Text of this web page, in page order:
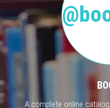
A complete online